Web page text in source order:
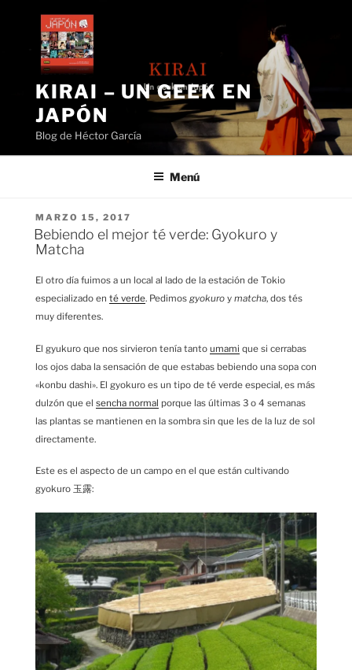
contenido
KIRAI – UN GEEK EN
JAPÓN
Blog de Héctor García
Menú
PUBLICADO
EL
MARZO 15, 2017
Bebiendo el mejor té verde: Gyokuro y
Matcha
El otro día fuimos a un local al lado de la estación de Tokio
especializado en té verde. Pedimos gyokuro y matcha, dos tés
muy diferentes.
El gyukuro que nos sirvieron tenía tanto umami que si cerrabas
los ojos daba la sensación de que estabas bebiendo una sopa con
«konbu dashi». El gyokuro es un tipo de té verde especial, es más
dulzón que el sencha normal porque las últimas 3 o 4 semanas
las plantas se mantienen en la sombra sin que les de la luz de sol
directamente.
Este es el aspecto de un campo en el que están cultivando
gyokuro 玉露: